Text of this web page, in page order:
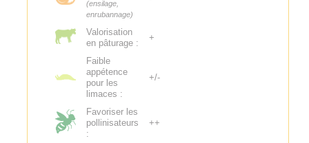
(ensilage,
enrubannage)
Valorisation
en pâturage :
+
Faible
appétence
pour les
limaces :
+/-
Favoriser les
pollinisateurs
:
++